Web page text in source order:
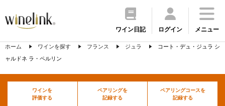
ワイン日記 ログイン メニュー
ホーム ワインを探す フランス ジュラ
コート・デュ・ジュラ シ
ャルドネ ラ・ペルリン
ワインを
評価する
ペアリングを
記録する
ペアリングコースを
記録する